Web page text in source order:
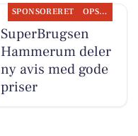
SPONSORERET OPSLAGSTAVLEN
SuperBrugsen
Hammerum deler
ny avis med gode
priser